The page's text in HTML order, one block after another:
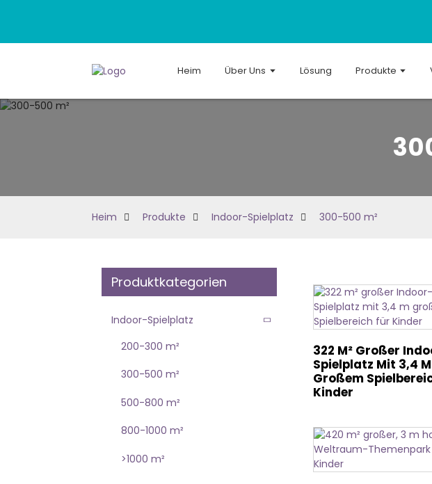
Heim Über Uns Lösung Produkte
Heim Produkte Indoor-Spielplatz 300-500 m²
Produktkategorien
Indoor-Spielplatz
200-300 m²
300-500 m²
500-800 m²
800-1000 m²
>1000 m²
322 M² Großer
Spielplatz Mit 3,4 M
Großem
Kinder